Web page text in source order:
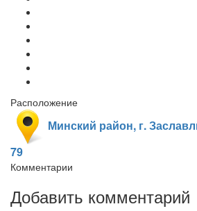
Расположение
Минский район, г.
79
Комментарии
Добавить комментарий